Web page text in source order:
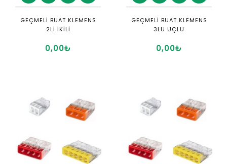
GEÇMELİ BUAT KLEMENS
2Lİ İKİLİ
0,00₺
GEÇMELİ BUAT KLEMENS
3LÜ ÜÇLÜ
0,00₺